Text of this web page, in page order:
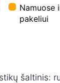
Namuose
pakeliui
šaltinis: